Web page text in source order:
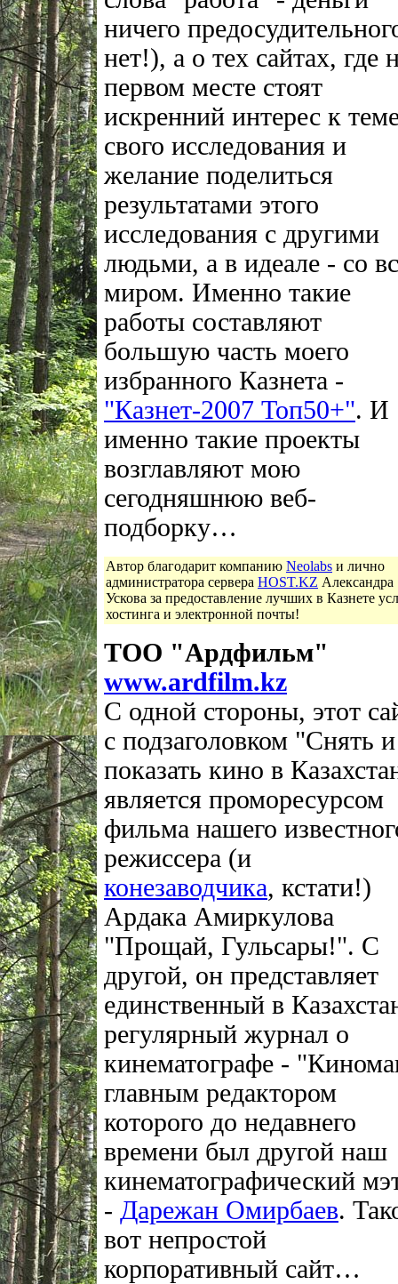
ничего
нет!), а о тех сайтах, где
первом месте стоят
искренний интерес к
свого исследования и
желание поделиться
результатами этого
исследования с другими
людьми, а в идеале - со
миром. Именно такие
работы составляют
большую часть моего
избранного Казнета -
"Казнет-2007 Топ50+". И
именно такие проекты
возглавляют мою
сегодняшнюю веб-
подборку…
Автор благодарит компанию Neolabs и лично
администратора сервера HOST.KZ Александра
Ускова за предоставление лучших в Казнете
хостинга и электронной почты!
ТОО "Ардфильм"
www.ardfilm.kz
С одной стороны, этот
с подзаголовком "Снять и
показать кино в
является проморесурсом
фильма нашего
режиссера (и
конезаводчика, кстати!)
Ардака Амиркулова
"Прощай, Гульсары!". С
другой, он представляет
единственный в
регулярный журнал о
кинематографе -
главным редактором
которого до недавнего
времени был другой наш
кинематографический
- Дарежан Омирбаев.
вот непростой
корпоративный сайт…